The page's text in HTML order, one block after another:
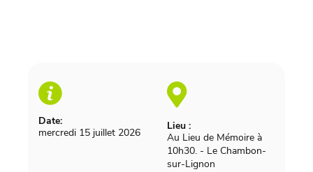
Date:
mercredi 15 juillet 2026
Lieu :
Au Lieu de Mémoire à
10h30. - Le Chambon-
sur-Lignon